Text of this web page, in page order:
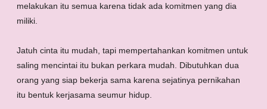
melakukan itu semua karena tidak ada komitmen yang dia
miliki.
Jatuh cinta itu mudah, tapi mempertahankan komitmen untuk
saling mencintai itu bukan perkara mudah. Dibutuhkan dua
orang yang siap bekerja sama karena sejatinya pernikahan
itu bentuk kerjasama seumur hidup.